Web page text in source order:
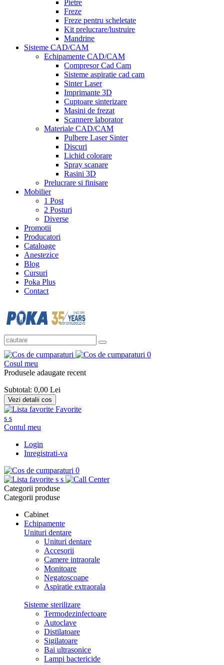
Pietre
Freze
Freze pentru scheletate
Kit prelucrare/lustruire
Mandrine
Sisteme CAD/CAM
Echipamente CAD/CAM
Compresor Cad Cam
Sisteme aspiratie cad cam
Sinter Laser
Imprimante 3D
Cuptoare sinterizare
Masini de frezat
Scannere laborator
Materiale CAD/CAM
Pulbere Laser Sinter
Discuri
Lichid colorare
Spray scanare
Rasini 3D
Prelucrare si finisare
Mobilier
1 Post
2 Posturi
Diverse
Promotii
Producatori
Cataloage
Anestezice
Blog
Cursuri
Poka Plus
Contact
0
Cosul meu
Produsele adaugate recent
Subtotal: 0,00 Lei
Vezi detalii cos
Favorite
s s
Contul meu
Login
Inregistrati-va
0
s s
Categorii produse
Categorii produse
Cabinet
Echipamente
Unituri dentare
Unituri dentare
Accesorii
Camere intraorale
Monitoare
Negatoscoape
Aspiratie extraorala
Sisteme sterilizare
Termodezinfectoare
Autoclave
Distilatoare
Sigilatoare
Bai ultrasonice
Lampi bactericide